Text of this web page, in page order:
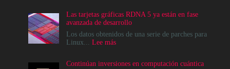
infraestructuras
de
IA
que
realmente
Las tarjetas gráficas RDNA 5 ya están en fase
avanzada de desarrollo
Los datos obtenidos de una serie de parches para
Linux... Lee más:
gráficas
Continúan inversiones en computación cuántica